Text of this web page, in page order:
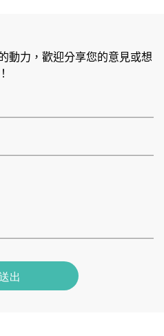
動力，歡迎分享您的意見或想
出